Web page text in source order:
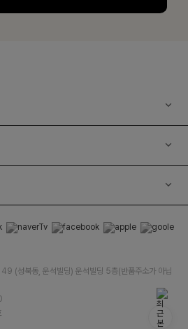
(성북동, 운석빌딩) 운석빌딩 5층(반품주소가 아닙